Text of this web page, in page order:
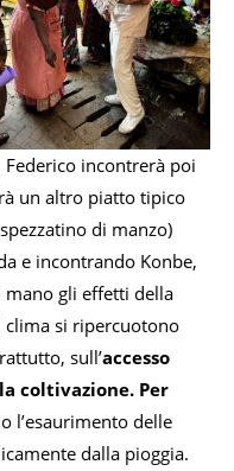
incontrerà poi
un altro piatto tipico
di manzo)
e incontrando Konbe,
mano gli effetti della
clima si ripercuotono
sull’accesso
coltivazione. Per
l’esaurimento delle
dalla pioggia.